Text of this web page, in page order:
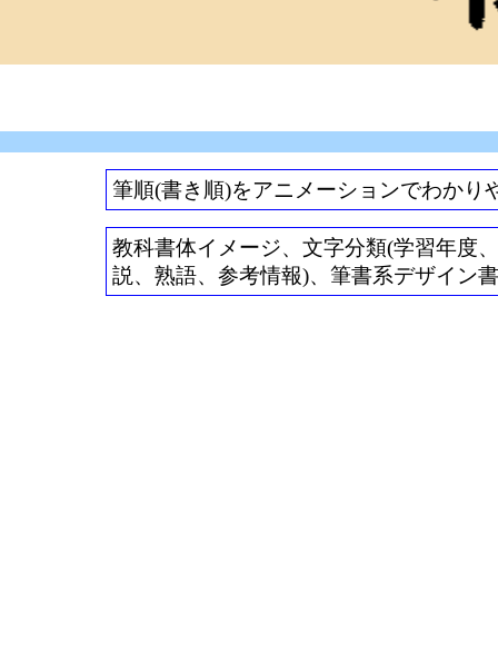
筆順(書き順)をアニメーションでわかり
教科書体イメージ、文字分類(学習年度
説、熟語、参考情報)、筆書系デザイン